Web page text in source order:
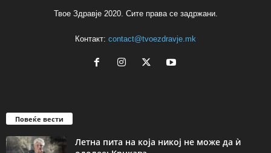
Твое Здравје 2020. Сите права се задржани.
Контакт: contact@tvoezdravje.mk
Повеќе вести
Летна пита на која никој не може да ѝ